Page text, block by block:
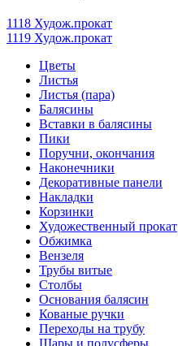
1118 Худож.прокат
1119 Худож.прокат
Цветы
Листья
Листья (пара)
Балясины
Вставки в балясины
Пики
Поручни, окончания
Наконечники
Декоративные панели
Накладки
Корзинки
Художественный прокат
Обжимка
Вензеля
Трубы витые
Столбы
Основания балясин
Кованые ручки
Переходы на трубу
Шары и полусферы